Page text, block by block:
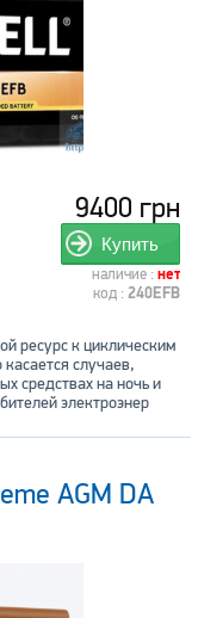
9400 грн
Купить
наличие : нет
код : 240EFB
ресурс к циклическим
случаев,
средствах на ночь и
электроэнер
AGM DA